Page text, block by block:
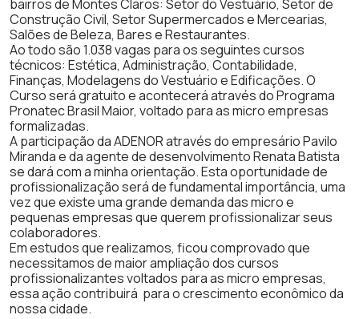
bairros de Montes Claros: Setor do Vestuário, Setor de
Construção Civil, Setor Supermercados e Mercearias,
Salões de Beleza, Bares e Restaurantes.
Ao todo são 1.038 vagas para os seguintes cursos
técnicos: Estética, Administração, Contabilidade,
Finanças, Modelagens do Vestuário e Edificações. O
Curso será gratuito e acontecerá através do Programa
Pronatec Brasil Maior, voltado para as micro empresas
formalizadas.
A participação da ADENOR através do empresário Pavilo
Miranda e da agente de desenvolvimento Renata Batista
se dará com a minha orientação. Esta oportunidade de
profissionalização será de fundamental importância, uma
vez que existe uma grande demanda das micro e
pequenas empresas que querem profissionalizar seus
colaboradores.
Em estudos que realizamos, ficou comprovado que
necessitamos de maior ampliação dos cursos
profissionalizantes voltados para as micro empresas,
essa ação contribuirá para o crescimento econômico da
nossa cidade.